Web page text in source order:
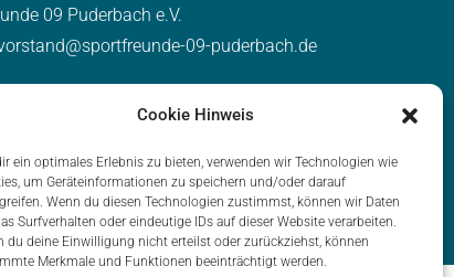
Cookie Hinweis
ein optimales Erlebnis zu bieten, verwenden wir Technologien wie
um Geräteinformationen zu speichern und/oder darauf
Wenn du diesen Technologien zustimmst, können wir Daten
Surfverhalten oder eindeutige IDs auf dieser Website verarbeiten.
du deine Einwilligung nicht erteilst oder zurückziehst, können
Merkmale und Funktionen beeinträchtigt werden.
09 Puderbach e.V.
09-puderbach.de
|Klimaschutz